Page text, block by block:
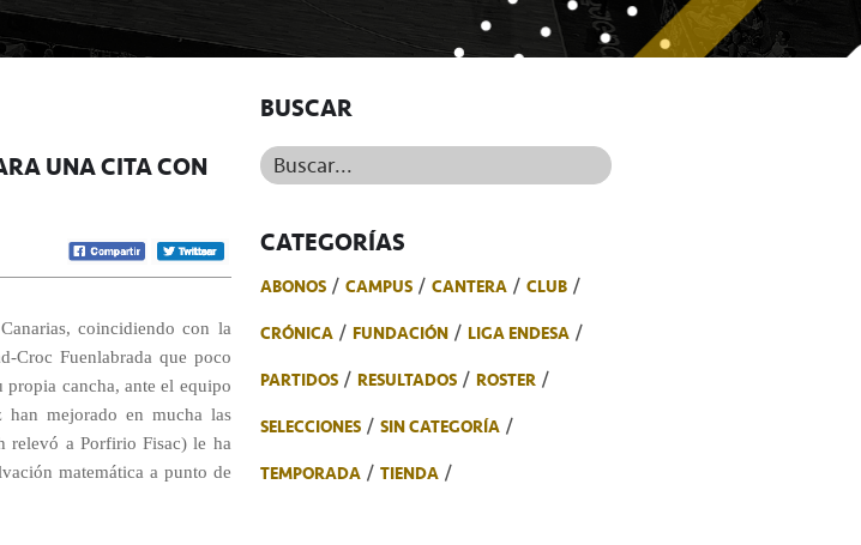
UNA CITA CON
coincidiendo con la
Croc Fuenlabrada que poco
cancha, ante el equipo
mejorado en mucha las
relevó a Porfirio Fisac) le ha
matemática a punto de
BUSCAR
Buscar...
CATEGORÍAS
ABONOS CAMPUS CANTERA
CLUB
CRÓNICA
FUNDACIÓN
LIGA ENDESA
PARTIDOS
RESULTADOS
ROSTER
SELECCIONES
SIN CATEGORÍA
TEMPORADA
TIENDA